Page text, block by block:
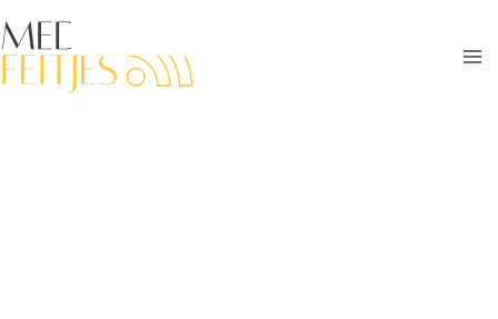
naar
de